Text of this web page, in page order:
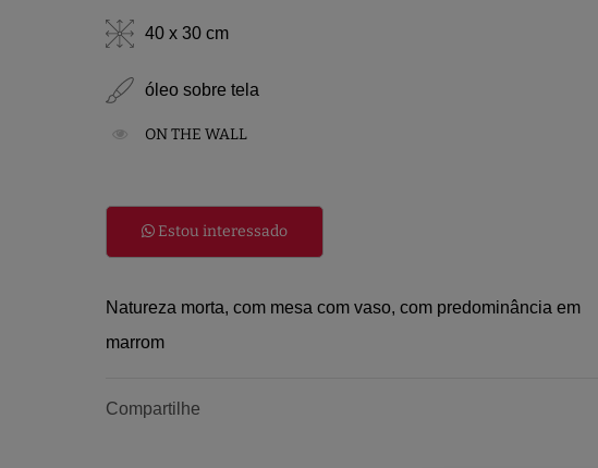
40 x 30 cm
óleo sobre tela
ON THE WALL
Estou interessado
Natureza morta, com mesa com vaso, com predominância em
marrom
Compartilhe